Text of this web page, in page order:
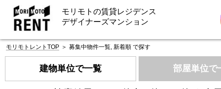
モリモトの賃貸レジデンス
デザイナーズマンション
モリモトレントTOP ＞ 募集中物件一覧, 新着順 で探す
建物単位で一覧 部屋単位で